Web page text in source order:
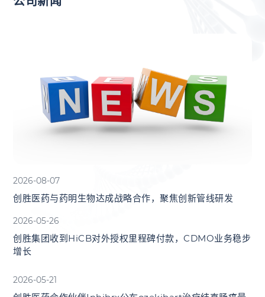
2026-08-07
创胜医药与药明生物达成战略合作，聚焦创新管线研发
2026-05-26
创胜集团收到HiCB对外授权里程碑付款，CDMO业务稳步
增长
2026-05-21